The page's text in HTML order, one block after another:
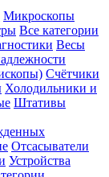
Микроскопы
Все категории
Весы
Счётчики
Холодильники и
Штативы
Отсасыватели
Устройства